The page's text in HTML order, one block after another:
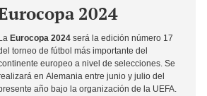
2024
La Eurocopa 2024 será la edición número 17
torneo de fútbol más importante del
europeo a nivel de selecciones. Se
en Alemania entre junio y julio del
año bajo la organización de la UEFA.